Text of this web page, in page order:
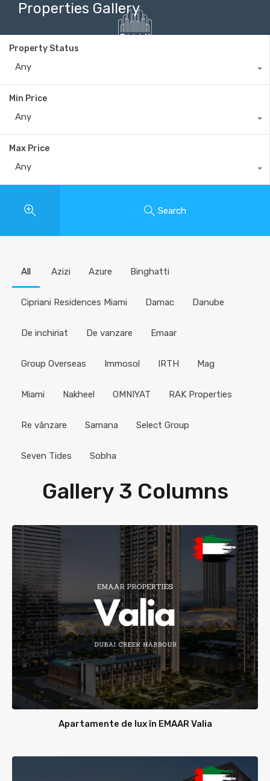
Properties Gallery
Property Status
Any
Min Price
Any
Max Price
Any
Search
Gallery 3 Columns
All Azizi Azure Binghatti
Cipriani Residences Miami Damac Danube
De inchiriat De vanzare Emaar
Group Overseas Immosol IRTH Mag
Miami Nakheel OMNIYAT RAK Properties
Re vânzare Samana Select Group
Seven Tides Sobha
Apartamente de lux în EMAAR Valia